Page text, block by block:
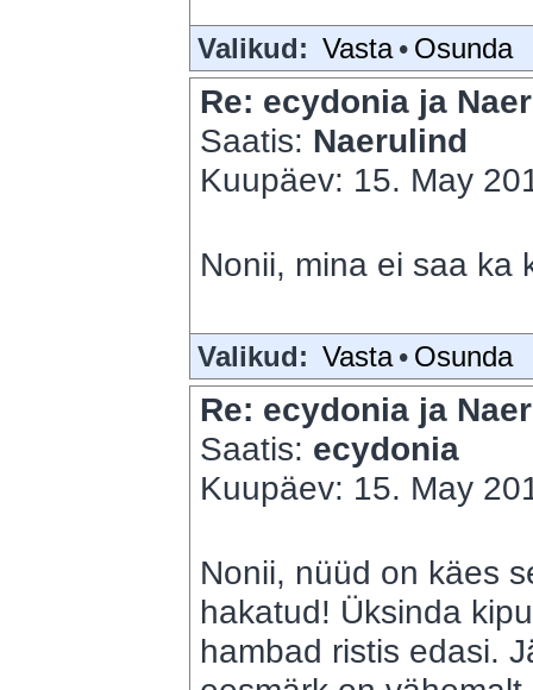
Valikud: Vasta • Osunda
Re: ecydonia ja
Saatis: Naerulind
Kuupäev: 15. May
Nonii, mina ei saa ka
Valikud: Vasta • Osunda
Re: ecydonia ja
Saatis: ecydonia
Kuupäev: 15. May
Nonii, nüüd on käes
hakatud! Üksinda
hambad ristis edasi.